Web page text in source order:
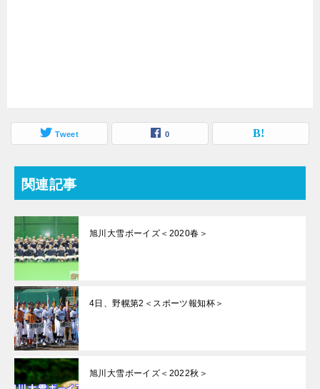
Tweet 0
関連記事
旭川大雪ボーイズ＜2020春＞
4日、野幌第2＜スポーツ報知杯＞
旭川大雪ボーイズ＜2022秋＞